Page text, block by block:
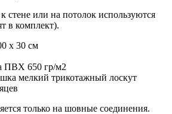
стене или на потолок используются
в комплект).
х 30 см
ПВХ 650 гр/м2
мелкий трикотажный лоскут
только на шовные соединения.